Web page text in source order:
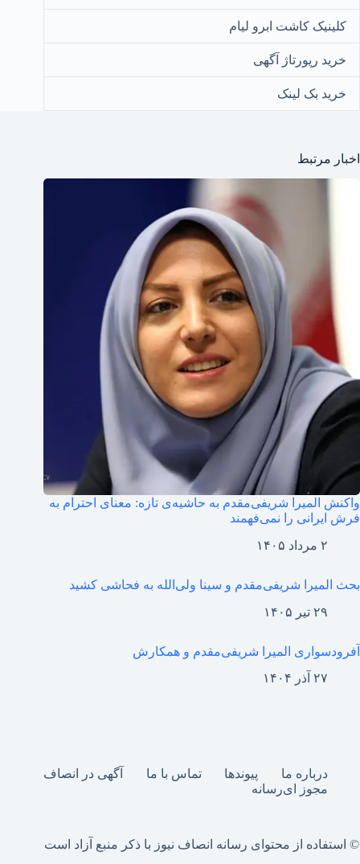
کلینیک کاشت ابرو لیام
خرید رپورتاژ آگهی
خرید بک لینک
اخبار مرتبط
واکنش المیرا شریفی‌مقدم به حاشیه‌ی تازه: معنای احترام به
فرش ایرانی را نمی‌فهمند
۲ مرداد ۱۴۰۵
بحث المیرا شریفی‌مقدم و سینا ولی‌الله به فحاشی کشید
۲۹ تیر ۱۴۰۵
آفرودسواری المیرا شریفی‌مقدم و همکارش
۲۷ آذر ۱۴۰۴
درباره ما پیوندها تماس با ما
آگهی در انصاف
مجوز ای‌رسانه
© استفاده از محتوای رسانه انصاف نیوز با ذکر منبع آزاد است